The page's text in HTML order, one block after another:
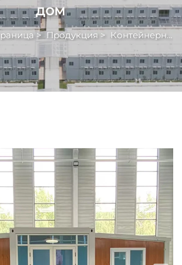
дом
>Продукция> Контейнерный Дом